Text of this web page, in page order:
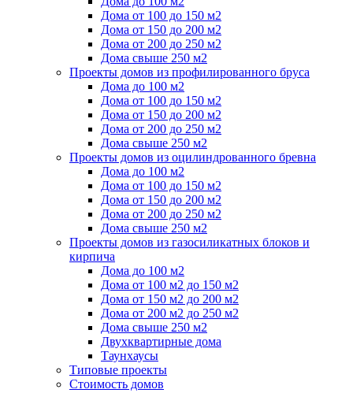
Дома от 100 до 150 м2
Дома от 150 до 200 м2
Дома от 200 до 250 м2
Дома свыше 250 м2
Проекты домов из профилированного бруса
Дома до 100 м2
Дома от 100 до 150 м2
Дома от 150 до 200 м2
Дома от 200 до 250 м2
Дома свыше 250 м2
Проекты домов из оцилиндрованного бревна
Дома до 100 м2
Дома от 100 до 150 м2
Дома от 150 до 200 м2
Дома от 200 до 250 м2
Дома свыше 250 м2
Проекты домов из газосиликатных блоков и
кирпича
Дома до 100 м2
Дома от 100 м2 до 150 м2
Дома от 150 м2 до 200 м2
Дома от 200 м2 до 250 м2
Дома свыше 250 м2
Двухквартирные дома
Таунхаусы
Типовые проекты
Стоимость домов